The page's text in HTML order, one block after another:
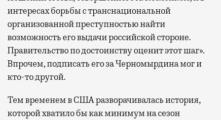
интересах борьбы с транснациональной
организованной преступностью найти
возможность его выдачи российской стороне.
Правительство по достоинству оценит этот шаг».
Впрочем, подписать его за Черномырдина мог и
кто-то другой.
Тем временем в США разворачивалась история,
которой хватило бы как минимум на сезон